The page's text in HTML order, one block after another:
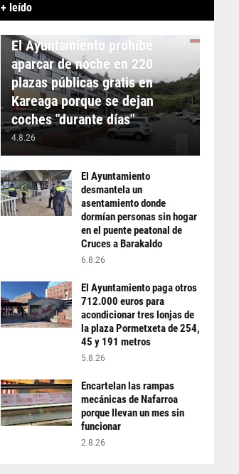
+ leído
APARCAMIENTO
El Ayuntamiento prohíbe
aparcar de noche en 220
plazas públicas gratis en
Kareaga porque se dejan
coches "durante días"
4.8.26
El Ayuntamiento
desmantela un
asentamiento donde
dormían personas sin hogar
en el puente peatonal de
Cruces a Barakaldo
6.8.26
El Ayuntamiento paga otros
712.000 euros para
acondicionar tres lonjas de
la plaza Pormetxeta de 254,
45 y 191 metros
5.8.26
Encartelan las rampas
mecánicas de Nafarroa
porque llevan un mes sin
funcionar
2.8.26